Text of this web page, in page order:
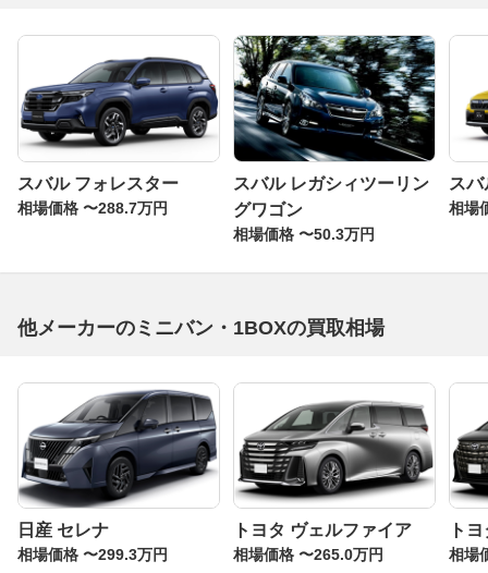
スバル フォレスター
相場価格 〜288.7万円
スバル レガシィツーリン
グワゴン
相場価格 〜50.3万円
ス
相場
他メーカーのミニバン・1BOXの買取相場
日産 セレナ
相場価格 〜299.3万円
トヨタ ヴェルファイア
相場価格 〜265.0万円
ト
相場